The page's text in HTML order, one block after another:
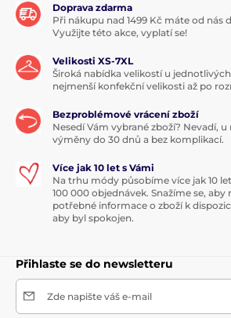
Doprava zdarma
Při nákupu nad 1499 Kč máte od nás
Využijte této akce, vyplatí se!
Velikosti XS-7XL
Široká nabídka velikostí u
nejmenší konfekční velikosti až po
Bezproblémové vrácení zboží
Nesedí Vám vybrané zboží? Nevadí,
výměny do 30 dnů a bez komplikací.
Více jak 10 let s Vámi
Na trhu módy působíme více jak 10
100 000 objednávek. Snažíme se, aby
potřebné informace o zboží k
aby byl spokojen.
Přihlaste se do newsletteru
Zde napište váš e-mail